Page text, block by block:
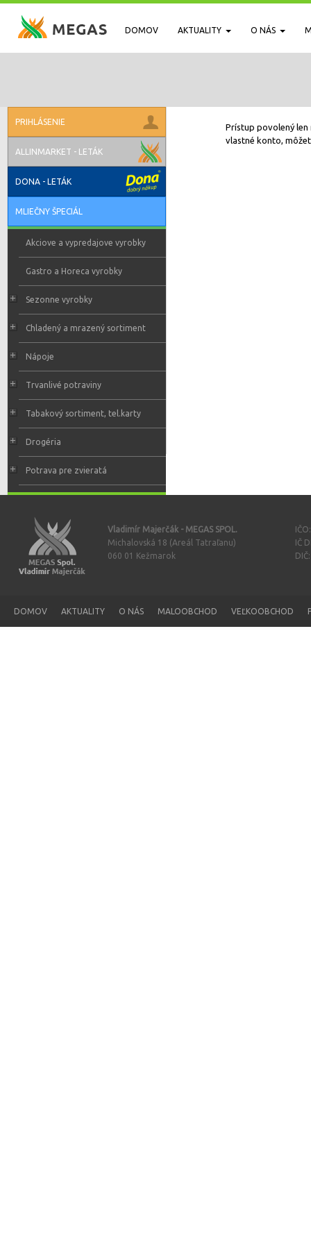
DOMOV AKTUALITY O NÁS
PRIHLÁSENIE
ALLINMARKET - LETÁK
DONA - LETÁK
MLIEČNY ŠPECIÁL
Akciove a vypredajove vyrobky
Gastro a Horeca vyrobky
Sezonne vyrobky
Chladený a mrazený sortiment
Nápoje
Trvanlivé potraviny
Tabakový sortiment, tel.karty
Drogéria
Potrava pre zvieratá
Prístup povolený len
vlastné konto,
Vladimír Majerčák - MEGAS SPOL.
Michalovská 18 (Areál Tatraľanu)
060 01 Kežmarok
IČ
DOMOV AKTUALITY O NÁS MALOOBCHOD VEĽKOOBCHOD